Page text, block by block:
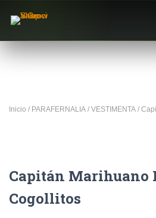
Inicio / PARAFERNALIA / VESTIMENTA /
Capitán Marihuano
Cogollitos